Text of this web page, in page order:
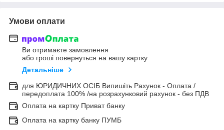
Умови оплати
Ви отримаєте замовлення
або гроші повернуться на вашу картку
Детальніше
для ЮРИДИЧНИХ ОСІБ Випишіть Рахунок - Оплата /
передоплата 100% /на розрахунковий рахунок - без ПДВ
Оплата на картку Приват банку
Оплата на картку банку ПУМБ